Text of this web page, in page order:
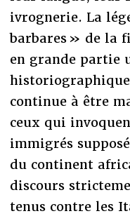
ivrognerie. La
barbares » de la
en grande partie
continue à être
ceux qui
immigrés
du continent
discours
tenus contre les